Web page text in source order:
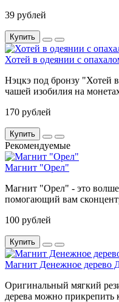
39 рублей
Купить
Хотей в одеянии с
Нэцкэ под бронзу "Хотей
чашей изобилия на
170 рублей
Купить
Рекомендуемые
Магнит "Орел"
Магнит "Орел" - это
помогающий вам
100 рублей
Купить
Магнит Денежное дерево
Оригинальный мягкий
дерева можно прикрепить